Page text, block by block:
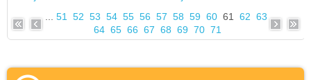
51 52 53 54 55 56 57 58 59 60 61 62 63
64 65 66 67 68 69 70 71